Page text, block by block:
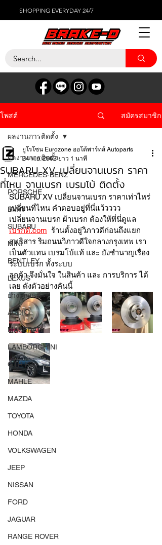
SHOPPING EVERYDAY 24/7
โพสต์ สมัครสมาชิก
ผลงานการติดตั้ง
MERCEDES-BENZ
PORSCHE
BMW
SUBARU
MINI
BENTLEY
LEXUS
ยางรถยนต์
AUDI
MASERATI
LAMBORGHINI
GTR R35
MAHLE
MAZDA
TOYOTA
HONDA
VOLKSWAGEN
JEEP
NISSAN
FORD
JAGUAR
RANGE ROVER
ผลงานการติดตั้ง
SUBARU XV เปลี่ยนจานเบรก ราคา
ที่ไหน จานเบรก เบรมโบ้ ติดตั้ง
ยูโรโซน Eurozone ออโต้พาร์ทส์ Autoparts
24 พ.ย. 2562 ยาว 1 นาที
SUBARU XV เปลี่ยนจานเบรก ราคาเท่าไหร่
เปลี่ยนที่ไหน คำตอบอยู่ที่นี่แว้วววว
เปลี่ยนจานเบรก ผ้าเบรก ต้องให้ที่นี่ดูแล
เบรกดี.com
  ร้านตั้งอยู่วิภาวดีก่อนถึงแยก
สุทธิสาร ริมถนนวิภาวดีใจกลางกรุงเทพ เรา
เป็นตัวแทน เบรมโบ้แท้ และ ยังชำนาญเรื่อง
ระบบเบรก ทั้งระบบ
ลูกค้า จึงมั่นใจ ในสินค้า และ การบริการ ได้
เลย ดังตัวอย่างคันนี้